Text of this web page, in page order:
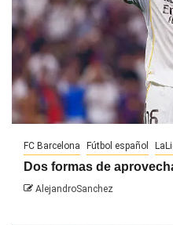
FC Barcelona Fútbol español
Dos formas de
AlejandroSanchez